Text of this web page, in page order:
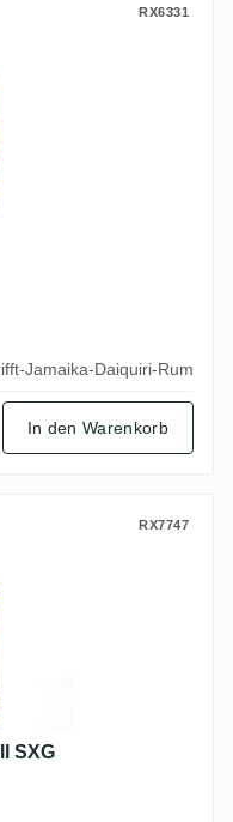
RX6331
Jamaika-Daiquiri-Rum
In den Warenkorb
Still SXGRX7747
SXG